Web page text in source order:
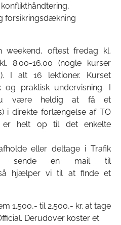
forsikringsdækning
weekend, oftest fredag kl.
8.00-16.00 (nogle kurser
I alt 16 lektioner. Kurset
praktisk undervisning. I
være heldig at få et
i direkte forlængelse af TO
er helt op til det enkelte
eller deltage i Trafik
sende en mail til
hjælper vi til at finde et
1.500,- til 2.500,- kr. at tage
Derudover koster et